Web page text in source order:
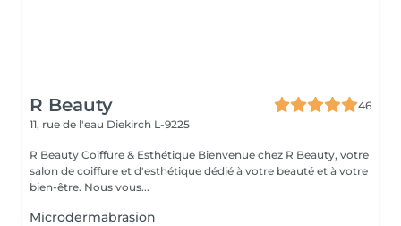
R Beauty
46
11, rue de l'eau Diekirch L-9225
R Beauty Coiffure & Esthétique Bienvenue chez R Beauty, votre
salon de coiffure et d'esthétique dédié à votre beauté et à votre
bien-être. Nous vous...
Microdermabrasion